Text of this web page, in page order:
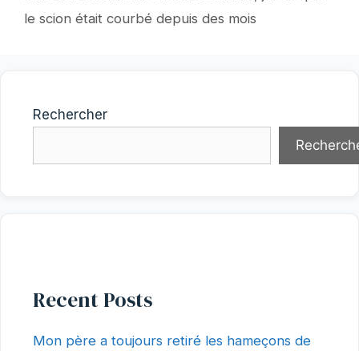
le scion était courbé depuis des mois
Rechercher
Recent Posts
Mon père a toujours retiré les hameçons de